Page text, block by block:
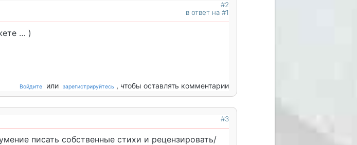
#2
в ответ на #1
… )
Войдите или зарегистрируйтесь , чтобы оставлять комментарии
#3
писать собственные стихи и рецензировать/